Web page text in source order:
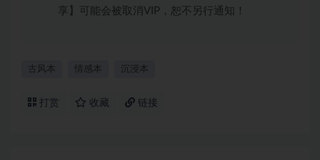
享】可能会被取消VIP，恕不另行通知！
古风本 情感本 沉浸本
打赏 收藏 链接